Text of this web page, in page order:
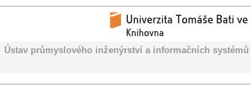
Ústav průmyslového inženýrství a informačních systémů